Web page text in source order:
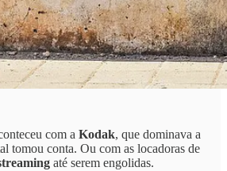
com a Kodak, que dominava a
tomou conta. Ou com as locadoras de
até serem engolidas.